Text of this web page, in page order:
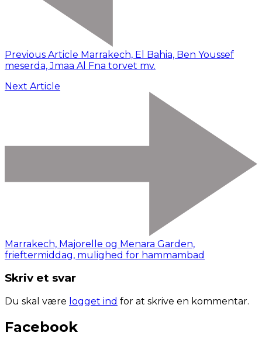
Previous Article Marrakech, El Bahia, Ben Youssef
meserda, Jmaa Al Fna torvet mv.
Next Article
Marrakech, Majorelle og Menara Garden,
frieftermiddag, mulighed for hammambad
Skriv et svar
Du skal være logget ind for at skrive en kommentar.
Facebook